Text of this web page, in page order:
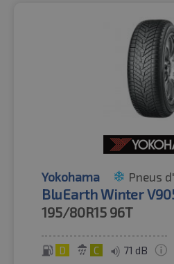
Yokohama Pneus
BluEarth Winter
195/80R15 96T
D C 71 dB